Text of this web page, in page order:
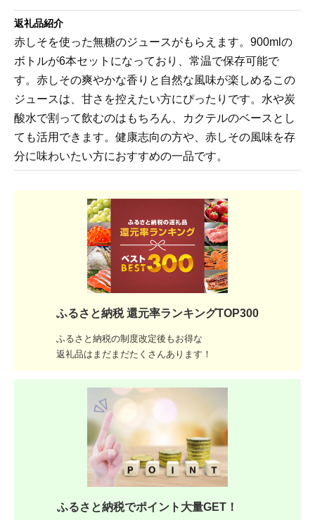
返礼品紹介
赤しそを使った無糖のジュースがもらえます。900mlの
ボトルが6本セットになっており、常温で保存可能で
す。赤しその爽やかな香りと自然な風味が楽しめるこの
ジュースは、甘さを控えたい方にぴったりです。水や炭
酸水で割って飲むのはもちろん、カクテルのベースとし
ても活用できます。健康志向の方や、赤しその風味を存
分に味わいたい方におすすめの一品です。
ふるさと納税 還元率ランキングTOP300
ふるさと納税の制度改定後もお得な
返礼品はまだまだたくさんあります！
ふるさと納税でポイント大量GET！